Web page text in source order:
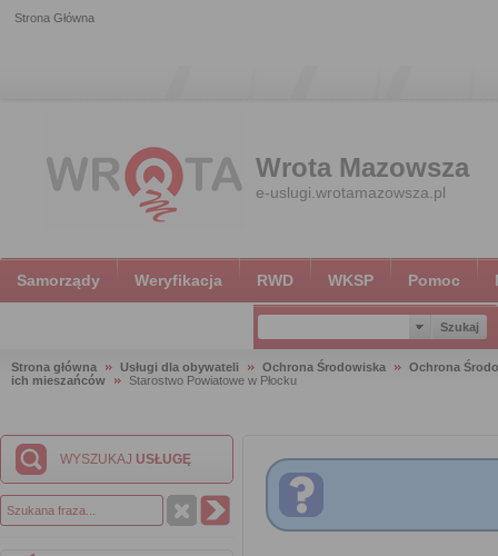
Strona Główna
Wrota Mazowsza
e-uslugi.wrotamazowsza.pl
Samorządy Weryfikacja RWD WKSP Pomoc
Strona główna Usługi dla obywateli Ochrona Środowiska
Ochrona
ich mieszańców
Starostwo Powiatowe w Płocku
WYSZUKAJ USŁUGĘ